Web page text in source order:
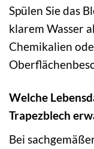
Spülen Sie das
klarem Wasser
Chemikalien
Welche
Trapezblech
Bei